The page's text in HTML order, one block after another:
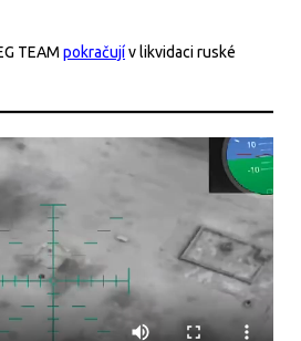
TEAM pokračujív likvidaci ruské